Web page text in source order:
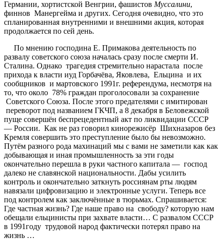
Германии, хортистской Венгрии, фашистов Муссалини,
финнов Манергейма и других. Сегодня очевидно, что это
спланированная внутренними и внешними акция, которая
продолжается по сей день.
По мнению господина Е. Примакова деятельность по
развалу советского союза началась сразу после смерти И.
Сталина. Однако трагедия стремительно нарастала после
прихода к власти иуд Горбачёва, Яковлева, Ельцина и их
сообщников и мартовского 1991г. референдума, несмотря на
то, что около 78% граждан проголосовали за сохранение
Советского Союза. После этого предателями с имитирован
переворот под названием ГКЧП, а 8 декабря в Беловежской
пуще совершён беспрецедентный акт по ликвидации СССР
— России. Как не раз говорил кинорежисёр Шихназаров без
Кремля совершить это преступление было бы невозможно.
Путём разного рода махинаций мы с вами не заметили как как
добывающая и иная промышленность за эти годы
окончательно перешла в руки частного капитала — господ
далеко не славянской национальности. Дабы усилить
контроль и окончательно заткнуть россиянам рты людям
навязали цифровизацию и электронные услуги. Теперь все
под контролем как заключённые в тюрьмах. Спрашивается:
Где частная жизнь? Где наше право на свободу? которую нам
обещали ельцинисты при захвате власти… С развалом СССР
в 1991году трудовой народ фактически потерял право на
жизнь …